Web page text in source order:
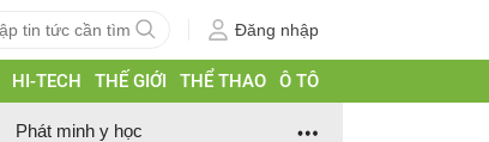
Đăng nhập
HI-TECH THẾ GIỚI THỂ THAO Ô TÔ
Phát minh y học